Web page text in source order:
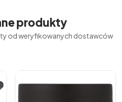
produkty
od weryfikowanych dostawców